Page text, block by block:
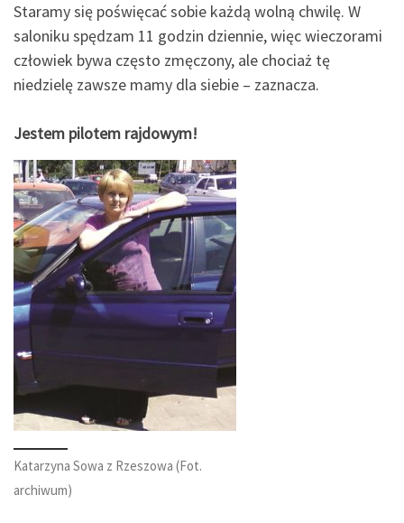
Staramy się poświęcać sobie każdą wolną chwilę. W
saloniku spędzam 11 godzin dziennie, więc wieczorami
człowiek bywa często zmęczony, ale chociaż tę
niedzielę zawsze mamy dla siebie – zaznacza.
Jestem pilotem rajdowym!
Katarzyna Sowa z Rzeszowa (Fot.
archiwum)